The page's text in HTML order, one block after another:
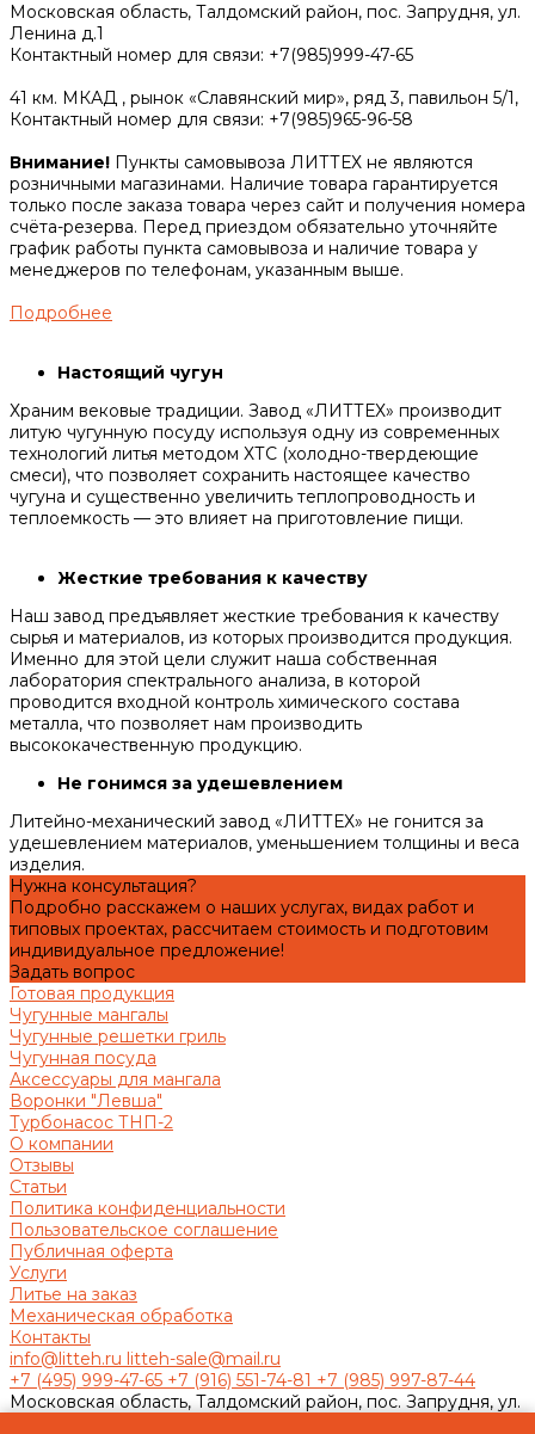
Московская область, Талдомский район, пос. Запрудня, ул.
Ленина д.1
Контактный номер для связи: +7(985)999-47-65
41 км. МКАД , рынок «Славянский мир», ряд 3, павильон 5/1,
Контактный номер для связи: +7(985)965-96-58
Внимание! Пункты самовывоза ЛИТТЕХ не являются
розничными магазинами. Наличие товара гарантируется
только после заказа товара через сайт и получения номера
счёта-резерва. Перед приездом обязательно уточняйте
график работы пункта самовывоза и наличие товара у
менеджеров по телефонам, указанным выше.
Подробнее
Настоящий чугун
Храним вековые традиции. Завод «ЛИТТЕХ» производит
литую чугунную посуду используя одну из современных
технологий литья методом ХТС (холодно-твердеющие
смеси), что позволяет сохранить настоящее качество
чугуна и существенно увеличить теплопроводность и
теплоемкость — это влияет на приготовление пищи.
Жесткие требования к качеству
Наш завод предъявляет жесткие требования к качеству
сырья и материалов, из которых производится продукция.
Именно для этой цели служит наша собственная
лаборатория спектрального анализа, в которой
проводится входной контроль химического состава
металла, что позволяет нам производить
высококачественную продукцию.
Не гонимся за удешевлением
Литейно-механический завод «ЛИТТЕХ» не гонится за
удешевлением материалов, уменьшением толщины и веса
изделия.
Нужна консультация?
Подробно расскажем о наших услугах, видах работ и
типовых проектах, рассчитаем стоимость и подготовим
индивидуальное предложение!
Задать вопрос
Готовая продукция
Чугунные мангалы
Чугунные решетки гриль
Чугунная посуда
Аксессуары для мангала
Воронки "Левша"
Турбонасос ТНП-2
О компании
Отзывы
Статьи
Политика конфиденциальности
Пользовательское соглашение
Публичная оферта
Услуги
Литье на заказ
Механическая обработка
Контакты
info@litteh.ru litteh-sale@mail.ru
+7 (495) 999-47-65 +7 (916) 551-74-81 +7 (985) 997-87-44
Московская область, Талдомский район, пос. Запрудня, ул.